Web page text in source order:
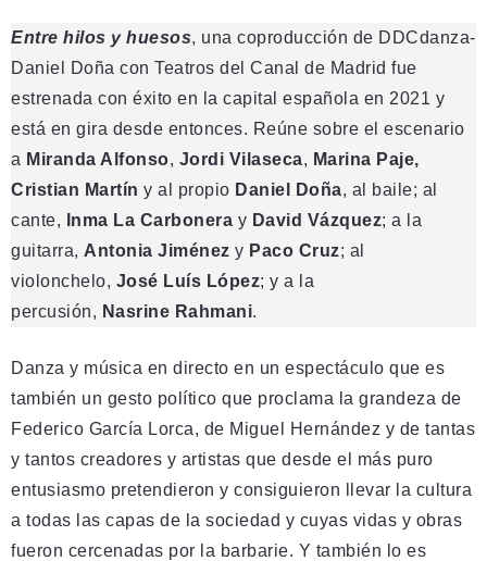
Entre hilos y huesos, una coproducción de DDCdanza-
Daniel Doña con Teatros del Canal de Madrid fue
estrenada con éxito en la capital española en 2021 y
está en gira desde entonces. Reúne sobre el escenario
a Miranda Alfonso, Jordi Vilaseca, Marina Paje,
Cristian Martín y al propio Daniel Doña, al baile; al
cante,
Inma La Carbonera y David Vázquez; a la
guitarra, Antonia Jiménez y Paco Cruz; al
violonchelo, José Luís López; y a la
percusión, Nasrine Rahmani.
Danza y música en directo en un espectáculo que es
también un gesto político que proclama la grandeza de
Federico García Lorca, de Miguel Hernández y de tantas
y tantos creadores y artistas que desde el más puro
entusiasmo pretendieron y consiguieron llevar la cultura
a todas las capas de la sociedad y cuyas vidas y obras
fueron cercenadas por la barbarie. Y también lo es